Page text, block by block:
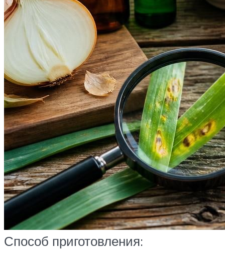
Способ приготовления: